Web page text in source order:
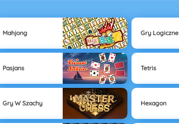
Mahjong Gry Logiczne
Pasjans Tetris
Gry W Szachy Hexagon